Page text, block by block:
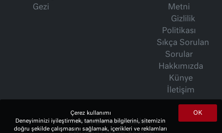
Gezi
Metni
Gizlilik
Politikası
Sıkça Sorulan
Sorular
Hakkımızda
Künye
İletişim
İsmet Berkan Yazıları
OK
Çerez kullanımı
Deneyiminizi iyileştirmek, tanımlama bilgilerini, sitemizin
doğru şekilde çalışmasını sağlamak, içerikleri ve reklamları